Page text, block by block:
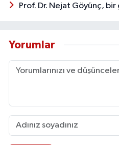
Prof. Dr. Nejat Göyünç,
Yorumlar